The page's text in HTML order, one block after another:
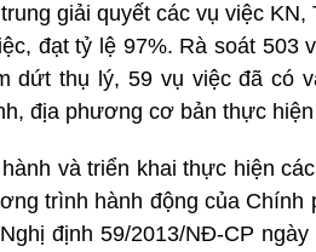
giải quyết các vụ việc
đạt tỷ lệ 97%. Rà soát 503
dứt thụ lý, 59 vụ việc đã có
địa phương cơ bản thực
và triển khai thực hiện
trình hành động của Chính
định 59/2013/NĐ-CP